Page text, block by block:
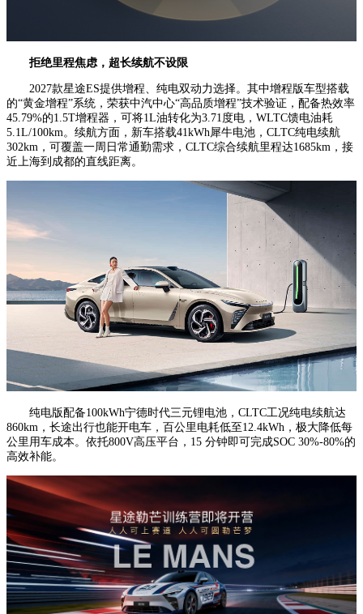
拒绝里程焦虑，超长续航不设限
2027款星途ES提供增程、纯电双动力选择。其中增程版车型搭载
的“黄金增程”系统，荣获中汽中心“高品质增程”技术验证，配备热效率
45.79%的1.5T增程器，可将1L油转化为3.71度电，WLTC馈电油耗
5.1L/100km。续航方面，新车搭载41kWh犀牛电池，CLTC纯电续航
302km，可覆盖一周日常通勤需求，CLTC综合续航里程达1685km，接
近上海到成都的直线距离。
纯电版配备100kWh宁德时代三元锂电池，CLTC工况纯电续航达
860km，长途出行也能开电车，百公里电耗低至12.4kWh，极大降低每
公里用车成本。依托800V高压平台，15 分钟即可完成SOC 30%-80%的
高效补能。